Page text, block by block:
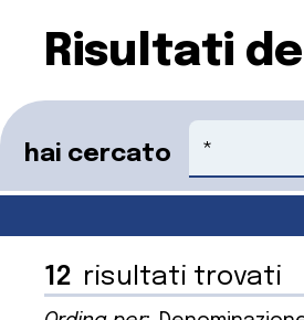
Risultati
hai cercato
Cerca
12 risultati trovati